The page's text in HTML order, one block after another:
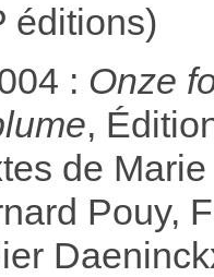
éditions)
: Onze
,
de
Pouy,